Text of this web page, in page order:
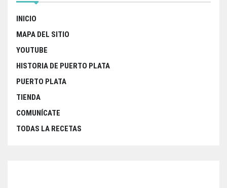
INICIO
MAPA DEL SITIO
YOUTUBE
HISTORIA DE PUERTO PLATA
PUERTO PLATA
TIENDA
COMUNÍCATE
TODAS LA RECETAS